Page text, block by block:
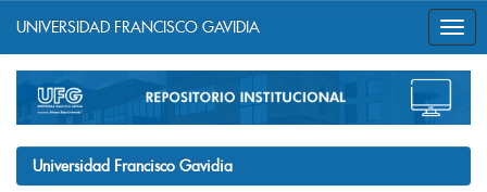
navigation
UNIVERSIDAD FRANCISCO GAVIDIA
Universidad Francisco Gavidia